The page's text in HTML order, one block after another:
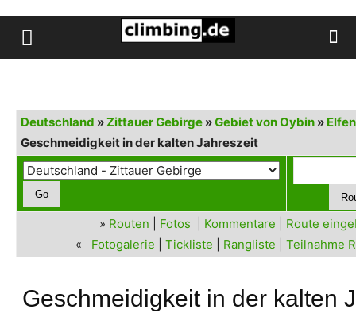
Deutschland »Zittauer Gebirge »Gebiet von Oybin »
Geschmeidigkeit in der kalten Jahreszeit
» Routen Fotos Kommentare
Route
« Fotogalerie Tickliste Rangliste Teilnahme
Geschmeidigkeit in der kalten